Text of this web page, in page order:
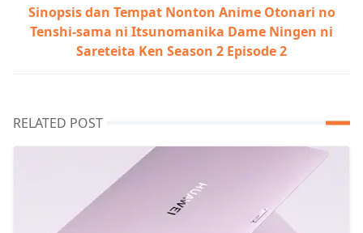
Sinopsis dan Tempat Nonton Anime Otonari no
Tenshi-sama ni Itsunomanika Dame Ningen ni
Sareteita Ken Season 2 Episode 2
RELATED POST